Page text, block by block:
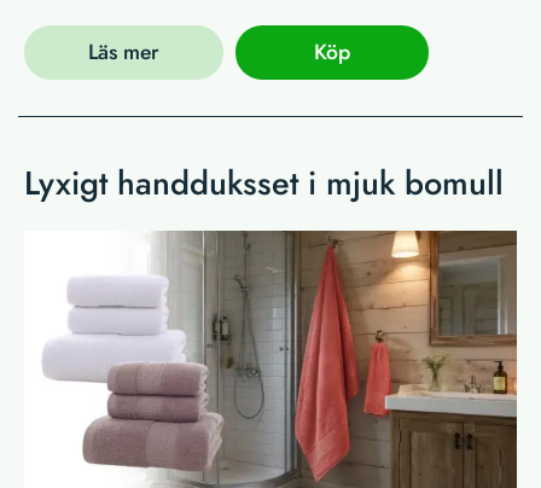
Läs mer Köp
Lyxigt handduksset i mjuk bomull